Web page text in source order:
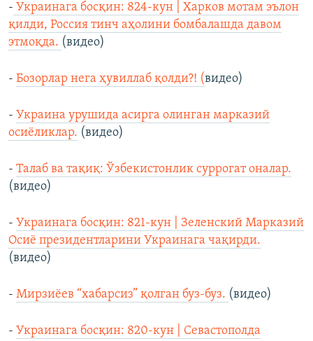
- Украинага босқин: 824-кун | Харков мотам эълон
қилди, Россия тинч аҳолини бомбалашда давом
этмоқда. (видео)
- Бозорлар нега ҳувиллаб қолди?! (видео)
- Украина урушида асирга олинган марказий
осиёликлар. (видео)
- Талаб ва тақиқ: Ўзбекистонлик суррогат оналар.
(видео)
- Украинага босқин: 821-кун | Зеленский Марказий
Осиё президентларини Украинага чақирди.
(видео)
- Мирзиёев “хабарсиз” қолган буз-буз. (видео)
- Украинага босқин: 820-кун | Севастополда